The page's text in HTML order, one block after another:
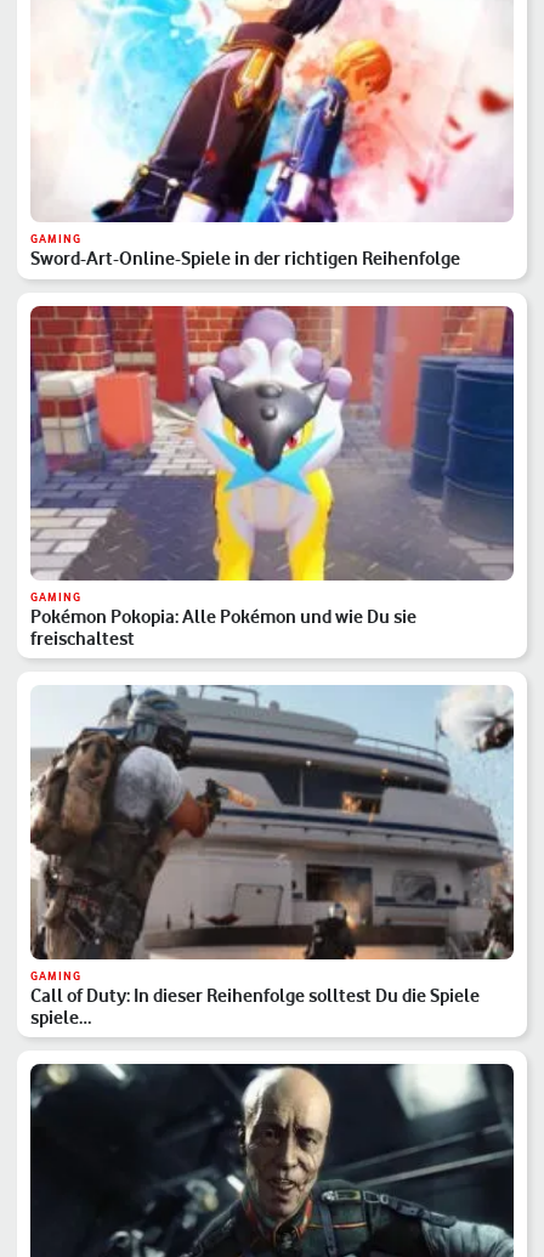
GAMING
Sword-Art-Online-Spiele in der richtigen Reihenfolge
GAMING
Pokémon Pokopia: Alle Pokémon und wie Du sie
freischaltest
GAMING
Call of Duty: In dieser Reihenfolge solltest Du die Spiele
spiele…